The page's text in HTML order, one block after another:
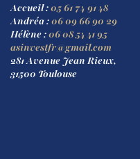
Accueil :05 61 74 91 48
Andréa :06 09 66 90 29
Hélène :06 08 54 41 95
asinvestfr@gmail.com
281 Avenue Jean Rieux,
31500 Toulouse